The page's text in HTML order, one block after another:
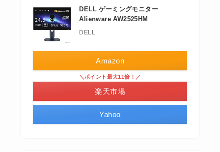
DELL ゲーミングモニター
Alienware AW2525HM
DELL
Amazon
＼ポイント最大11倍！／
楽天市場
Yahoo